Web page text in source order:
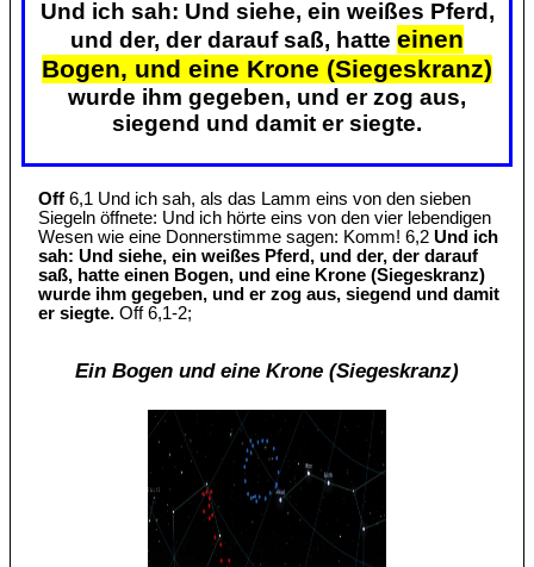
Und ich sah: Und siehe, ein weißes Pferd,
und der, der darauf saß, hatte einen
Bogen, und eine Krone (Siegeskranz)
wurde ihm gegeben, und er zog aus,
siegend und damit er siegte.
Off 6,1 Und ich sah, als das Lamm eins von den sieben
Siegeln öffnete: Und ich hörte eins von den vier lebendigen
Wesen wie eine Donnerstimme sagen: Komm! 6,2Und ich
sah: Und siehe, ein weißes Pferd, und der, der darauf
saß, hatte einen Bogen, und eine Krone (Siegeskranz)
wurde ihm gegeben, und er zog aus, siegend und damit
er siegte. Off 6,1-2;
Ein Bogen und eine Krone (Siegeskranz)